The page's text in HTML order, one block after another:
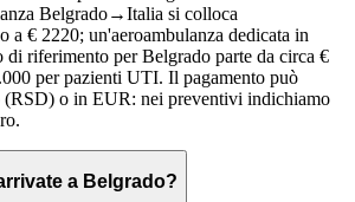
Belgrado→Italia si colloca
a € 2220; un'aeroambulanza dedicata in
di riferimento per Belgrado parte da circa €
per pazienti UTI. Il pagamento può
(RSD) o in EUR: nei preventivi indichiamo
a Belgrado?